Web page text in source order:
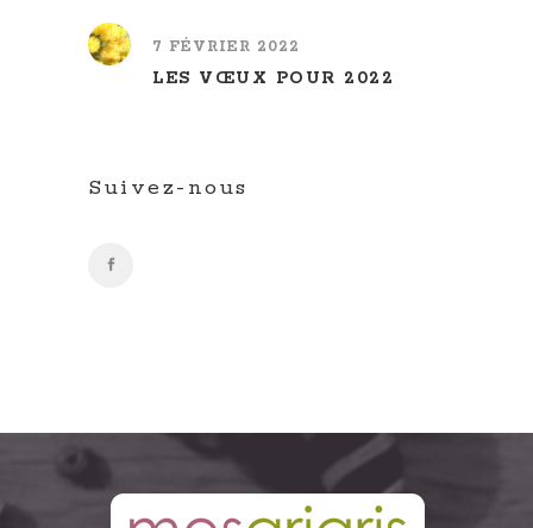
7 FÉVRIER 2022
LES VŒUX POUR 2022
Suivez-nous